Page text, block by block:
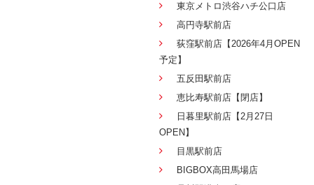
東京メトロ渋谷ハチ公口店
高円寺駅前店
荻窪駅前店【2026年4月OPEN
予定】
五反田駅前店
恵比寿駅前店【閉店】
日暮里駅前店【2月27日
OPEN】
目黒駅前店
BIGBOX高田馬場店